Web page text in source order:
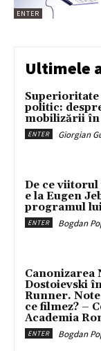
ENTER
Ultimele
politic:
mobilizării în
ENTER Giorgian
De ce
e la Eugen
programul
ENTER Bogdan
Canonizarea
Dostoievski
Runner.
ce filmez? –
Academia
ENTER Bogdan